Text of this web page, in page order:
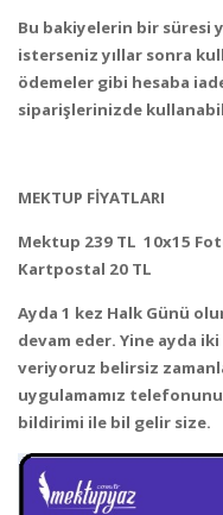
Bu bakiyelerin bir süresi
isterseniz yıllar sonra
ödemeler gibi hesaba
siparişlerinizde
MEKTUP FİYATLARI
Mektup 239 TL 10x15
Kartpostal 20 TL
Ayda 1 kez Halk Günü
devam eder. Yine ayda
veriyoruz belirsiz
uygulamamız
bildirimi ile bil gelir size.